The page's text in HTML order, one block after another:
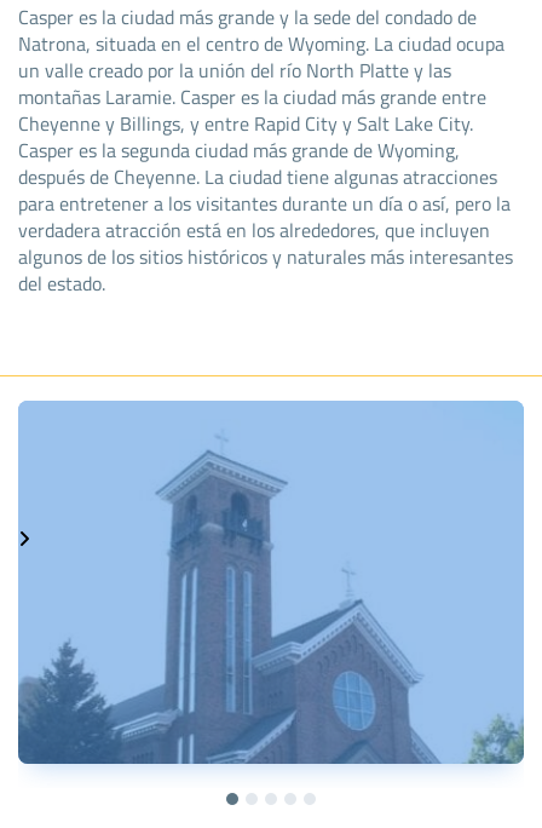
Casper es la ciudad más grande y la sede del condado de
Natrona, situada en el centro de Wyoming. La ciudad ocupa
un valle creado por la unión del río North Platte y las
montañas Laramie. Casper es la ciudad más grande entre
Cheyenne y Billings, y entre Rapid City y Salt Lake City.
Casper es la segunda ciudad más grande de Wyoming,
después de Cheyenne. La ciudad tiene algunas atracciones
para entretener a los visitantes durante un día o así, pero la
verdadera atracción está en los alrededores, que incluyen
algunos de los sitios históricos y naturales más interesantes
del estado.